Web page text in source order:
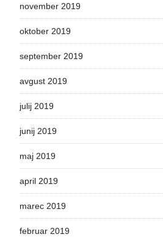
november 2019
oktober 2019
september 2019
avgust 2019
julij 2019
junij 2019
maj 2019
april 2019
marec 2019
februar 2019